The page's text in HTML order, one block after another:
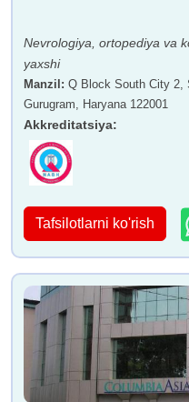
Dr. Manjinder Sandhu
Doktor Avinash Agarval
Nevrologiya, ortopediya va
yaxshi
Manzil: Q Block South City 2,
Gurugram, Haryana 122001
Akkreditatsiya:
Tafsilotlarni ko'rish